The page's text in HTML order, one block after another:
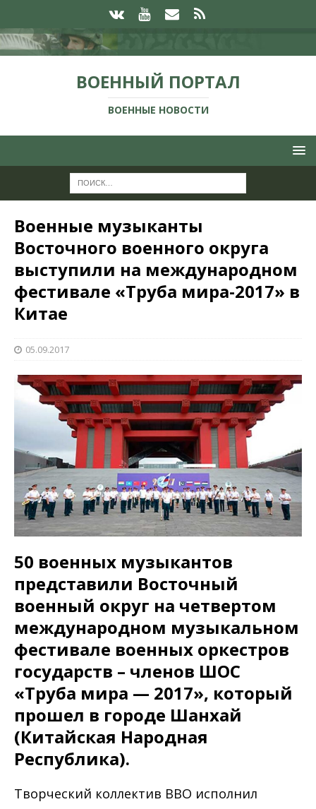
ВОЕННЫЙ ПОРТАЛ
ВОЕННЫЕ НОВОСТИ
Военные музыканты
Восточного военного округа
выступили на международном
фестивале «Труба мира-2017» в
Китае
05.09.2017
50 военных музыкантов
представили Восточный
военный округ на четвертом
международном музыкальном
фестивале военных оркестров
государств – членов ШОС
«Труба мира — 2017», который
прошел в городе Шанхай
(Китайская Народная
Республика).
Творческий коллектив ВВО исполнил